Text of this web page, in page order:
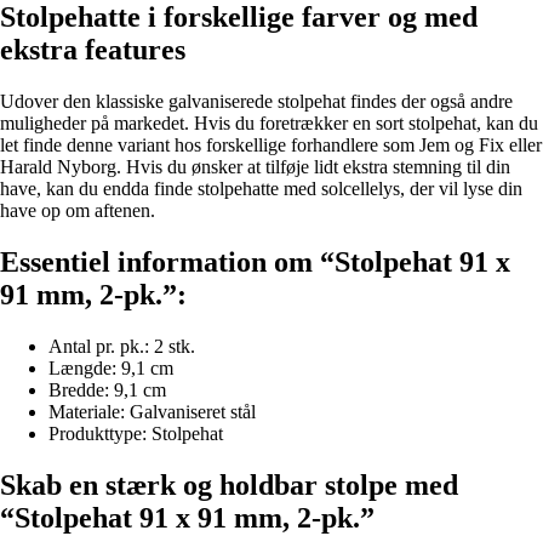
Stolpehatte i forskellige farver og med
ekstra features
Udover den klassiske galvaniserede stolpehat findes der også andre
muligheder på markedet. Hvis du foretrækker en sort stolpehat, kan du
let finde denne variant hos forskellige forhandlere som Jem og Fix eller
Harald Nyborg. Hvis du ønsker at tilføje lidt ekstra stemning til din
have, kan du endda finde stolpehatte med solcellelys, der vil lyse din
have op om aftenen.
Essentiel information om “Stolpehat 91 x
91 mm, 2-pk.”:
Antal pr. pk.: 2 stk.
Længde: 9,1 cm
Bredde: 9,1 cm
Materiale: Galvaniseret stål
Produkttype: Stolpehat
Skab en stærk og holdbar stolpe med
“Stolpehat 91 x 91 mm, 2-pk.”